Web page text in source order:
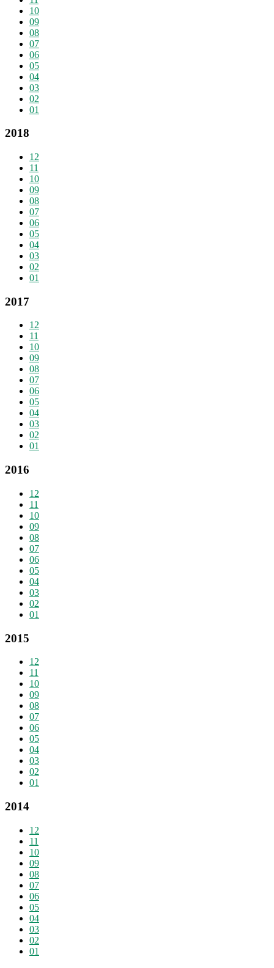
10
09
08
07
06
05
04
03
02
01
2018
12
11
10
09
08
07
06
05
04
03
02
01
2017
12
11
10
09
08
07
06
05
04
03
02
01
2016
12
11
10
09
08
07
06
05
04
03
02
01
2015
12
11
10
09
08
07
06
05
04
03
02
01
2014
12
11
10
09
08
07
06
05
04
03
02
01